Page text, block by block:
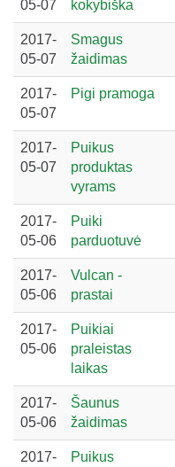
05-07 kokybiška
2017-
05-07
Smagus
žaidimas
2017-
05-07
Pigi pramoga
2017-
05-07
Puikus
produktas
vyrams
2017-
05-06
Puiki
parduotuvė
2017-
05-06
Vulcan -
prastai
2017-
05-06
Puikiai
praleistas
laikas
2017-
05-06
Šaunus
žaidimas
2017-
Puikus